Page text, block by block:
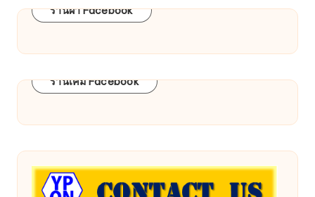
ร้านผ้า Facebook
ร้านเคมี Facebook